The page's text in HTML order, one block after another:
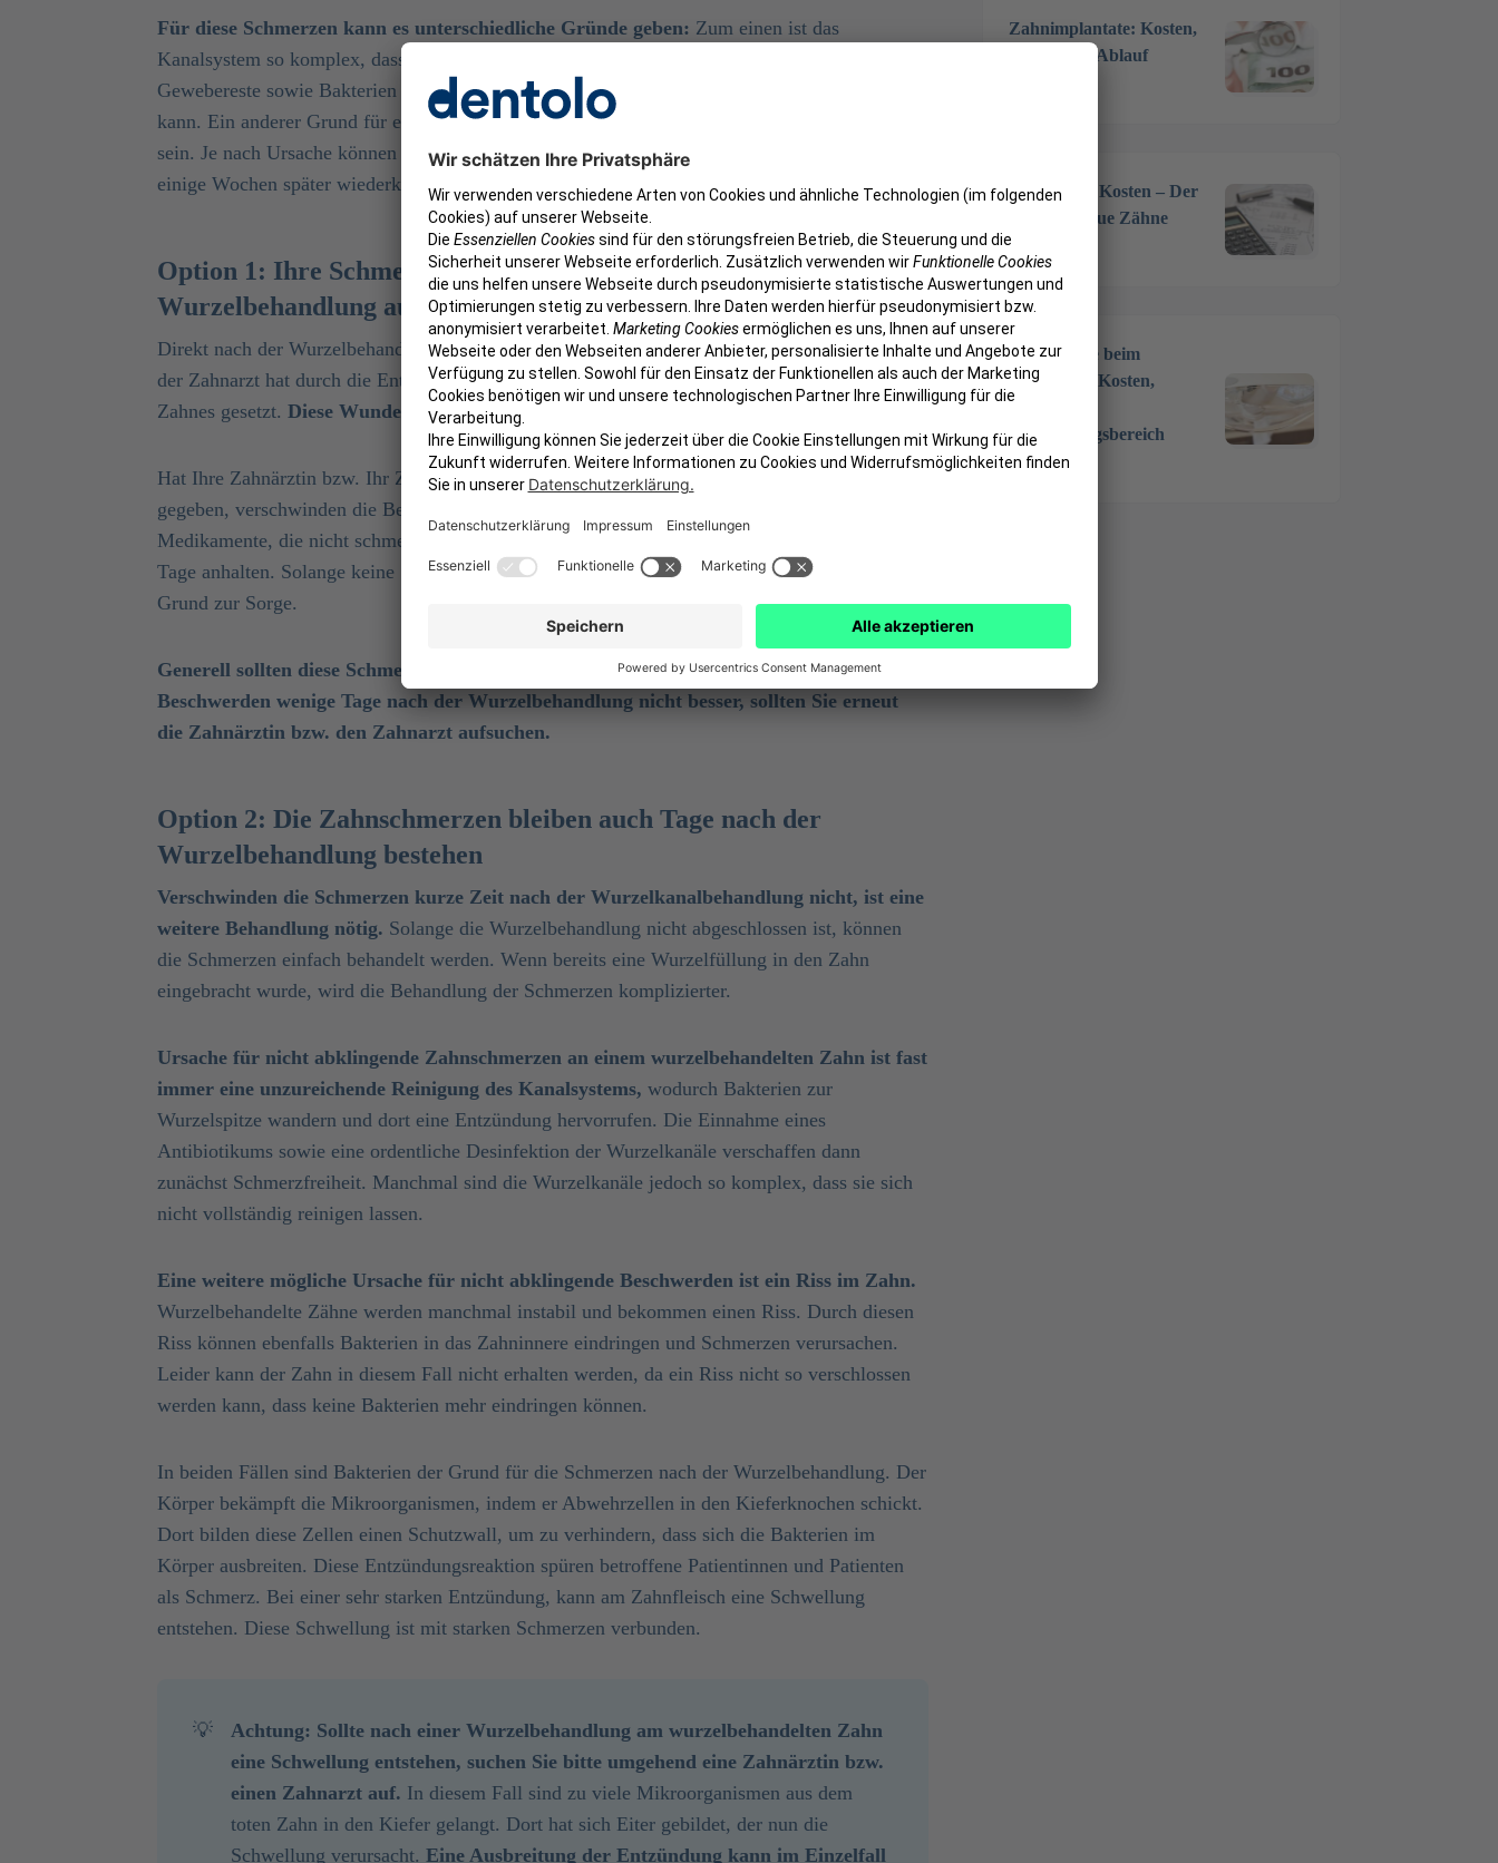
Für diese Schmerzen kann es unterschiedliche Gründe geben: Zum einen ist das
Kanalsystem so komplex, dass es manchmal nicht vollständig gereinigt werden kann und
Gewebereste sowie Bakterien im Zahn verbleiben, was zu einer erneuten Entzündung führen
kann. Ein anderer Grund für erneute Schmerzen kann eine Fraktur des behandelten Zahnes
sein. Je nach Ursache können Ihre Schmerzen direkt nach der Wurzelbehandlung auftreten,
einige Wochen später wiederkommen oder für eine längere Zeit bestehen bleiben.
Option 1: Ihre Schmerzen treten direkt nach der
Wurzelbehandlung auf
Direkt nach der Wurzelbehandlung sind Schmerzen nicht ungewöhnlich. Die Zahnärztin oder
der Zahnarzt hat durch die Entfernung des Nervs eine kleine Wunde am unteren Ende des
Zahnes gesetzt. Diese Wunde kann und darf kurz nach der Behandlung schmerzen.
Hat Ihre Zahnärztin bzw. Ihr Zahnarzt ein Schmerzmittel in den wurzelbehandelten Zahn
gegeben, verschwinden die Beschwerden meistens am nächsten Tag. Alternativ gibt es
Medikamente, die nicht schmerzlindernd wirken. In diesem Fall können die Schmerzen einige
Tage anhalten. Solange keine Schwellung auftritt, sind erträgliche Schmerzen allerdings kein
Grund zur Sorge.
Generell sollten diese Schmerzen aber nach einigen Tagen abklingen. Werden die
Beschwerden wenige Tage nach der Wurzelbehandlung nicht besser, sollten Sie erneut
die Zahnärztin bzw. den Zahnarzt aufsuchen.
Option 2: Die Zahnschmerzen bleiben auch Tage nach der
Wurzelbehandlung bestehen
Verschwinden die Schmerzen kurze Zeit nach der Wurzelkanalbehandlung nicht, ist eine
weitere Behandlung nötig. Solange die Wurzelbehandlung nicht abgeschlossen ist, können
die Schmerzen einfach behandelt werden. Wenn bereits eine Wurzelfüllung in den Zahn
eingebracht wurde, wird die Behandlung der Schmerzen komplizierter.
Ursache für nicht abklingende Zahnschmerzen an einem wurzelbehandelten Zahn ist fast
immer eine unzureichende Reinigung des Kanalsystems, wodurch Bakterien zur
Wurzelspitze wandern und dort eine Entzündung hervorrufen. Die Einnahme eines
Antibiotikums sowie eine ordentliche Desinfektion der Wurzelkanäle verschaffen dann
zunächst Schmerzfreiheit. Manchmal sind die Wurzelkanäle jedoch so komplex, dass sie sich
nicht vollständig reinigen lassen.
Eine weitere mögliche Ursache für nicht abklingende Beschwerden ist ein Riss im Zahn.
Wurzelbehandelte Zähne werden manchmal instabil und bekommen einen Riss. Durch diesen
Riss können ebenfalls Bakterien in das Zahninnere eindringen und Schmerzen verursachen.
Leider kann der Zahn in diesem Fall nicht erhalten werden, da ein Riss nicht so verschlossen
werden kann, dass keine Bakterien mehr eindringen können.
In beiden Fällen sind Bakterien der Grund für die Schmerzen nach der Wurzelbehandlung. Der
Körper bekämpft die Mikroorganismen, indem er Abwehrzellen in den Kieferknochen schickt.
Dort bilden diese Zellen einen Schutzwall, um zu verhindern, dass sich die Bakterien im
Körper ausbreiten. Diese Entzündungsreaktion spüren betroffene Patientinnen und Patienten
als Schmerz. Bei einer sehr starken Entzündung, kann am Zahnfleisch eine Schwellung
entstehen. Diese Schwellung ist mit starken Schmerzen verbunden.
💡
Achtung: Sollte nach einer Wurzelbehandlung am wurzelbehandelten Zahn
eine Schwellung entstehen, suchen Sie bitte umgehend eine Zahnärztin bzw.
einen Zahnarzt auf. In diesem Fall sind zu viele Mikroorganismen aus dem
toten Zahn in den Kiefer gelangt. Dort hat sich Eiter gebildet, der nun die
Schwellung verursacht. Eine Ausbreitung der Entzündung kann im Einzelfall
Zahnimplantate: Kosten,
Material & Ablauf
Zahnersatz Kosten – Der
Preis für neue Zähne
Vollnarkose beim
Zahnarzt – Kosten,
Ablauf,
Anwendungsbereich
7 Okt. 2024